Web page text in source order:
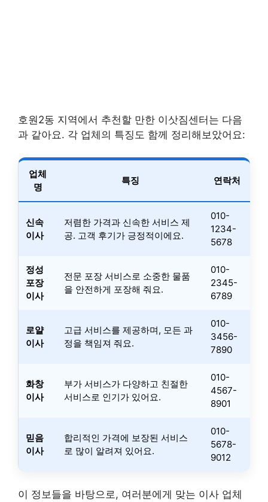
호원2동 지역에서 추천할 만한 이삿짐센터는 다음
과 같아요. 각 업체의 특징도 함께 정리해보았어요:
업체
명
특징 연락처
신속
이사
저렴한 가격과 신속한 서비스 제
공. 고객 후기가 긍정적이에요.
010-
1234-
5678
정성
포장
이사
전문 포장 서비스로 소중한 물품
을 안전하게 포장해 줘요.
010-
2345-
6789
로얄
이사
고급 서비스를 제공하며, 모든 과
정을 책임져 줘요.
010-
3456-
7890
화창
이사
부가 서비스가 다양하고 친절한
서비스로 인기가 있어요.
010-
4567-
8901
믿음
이사
합리적인 가격에 보장된 서비스
로 많이 알려져 있어요.
010-
5678-
9012
이 정보들을 바탕으로, 여러분에게 맞는 이사 업체